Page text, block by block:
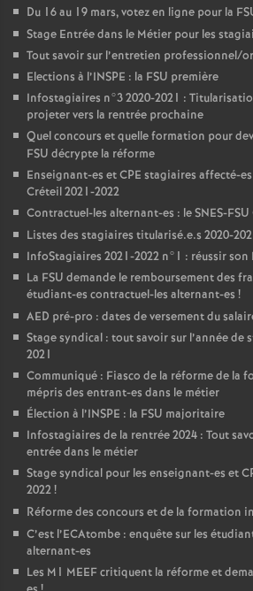
Du 16 au 19 mars, votez en ligne pour la
Stage Entrée dans le Métier pour les
Tout savoir sur l’entretien professionnel/
Elections à l’INSPE : la FSU première
Infostagiaires n°3 2020-2021 :
projeter vers la rentrée prochaine
Quel concours et quelle formation pour
FSU décrypte la réforme
Enseignant-es etCPE stagiaires affecté-
Créteil 2021-2022
Contractuel-les alternant-es : leSNES-FSU
Listes des stagiaires titularisé.e.s 2020-
InfoStagiaires 2021-2022 n°1 : réussir
La FSU demande le remboursement des
étudiant-es contractuel-les alternant-es !
AED pré-pro : dates de versement du
Stage syndical : tout savoir sur l’année de
2021
Communiqué : Fiasco de la réforme de la
mépris des entrant-es dans le métier
Élection à l’INSPE : la FSU majoritaire
Infostagiaires de la rentrée 2024 : Tout
entrée dans le métier
Stage syndical pour les enseignant-es et
2022!
Réforme des concours et de la formation
C’est l’ECAtombe : enquête sur les
alternant-es
Les M1 MEEFcritiquent la réforme et